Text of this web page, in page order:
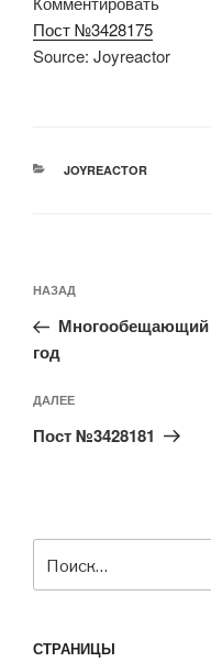
Пост №3428175
Source: Joyreactor
РУБРИКИ
JOYREACTOR
по
записям
Предыдущая
запись:
НАЗАД
Многообещающий
год
Следующая
запись
ДАЛЕЕ
Пост №3428181
СТРАНИЦЫ